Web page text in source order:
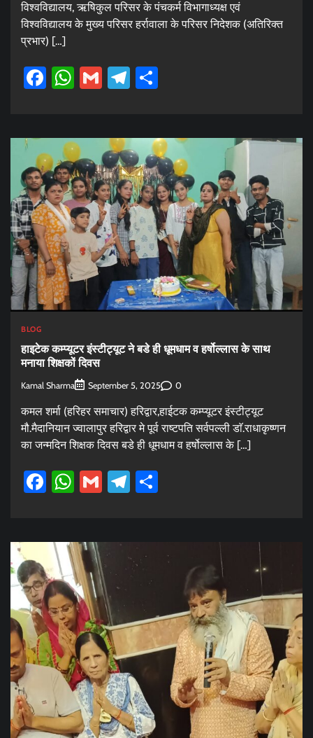
विश्वविद्यालय, ऋषिकुल परिसर के पंचकर्म विभागाध्यक्ष एवं
विश्वविद्यालय के मुख्य परिसर हर्रावाला के परिसर निदेशक (अतिरिक्त
प्रभार) […]
Facebook
WhatsApp
GmailTelegram
BLOG
हाइटेक कम्प्यूटर इंस्टीट्यूट ने बडे ही धूमधाम व हर्षोल्लास के साथ
मनाया शिक्षकों दिवस
Kamal Sharma September 5, 2025 0
कमल शर्मा (हरिहर समाचार) हरिद्वार,हाईटक कम्प्यूटर इंस्टीट्यूट
मौ.मैदानियान ज्वालापुर हरिद्वार मे पूर्व राष्टपति सर्वपल्ली डाॅ.राधाकृष्णन
का जन्मदिन शिक्षक दिवस बडे ही धूमधाम व हर्षोल्लास के […]
Facebook
WhatsApp
GmailTelegram